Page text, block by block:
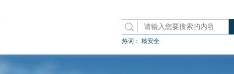
热词： 核安全